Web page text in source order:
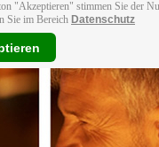
"Akzeptieren" stimmen Sie der
Sie im Bereich Datenschutz